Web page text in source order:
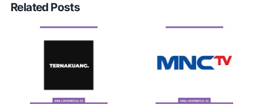
Related Posts